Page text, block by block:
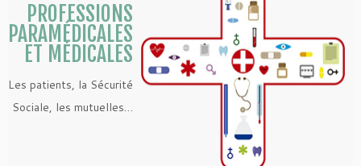
PROFESSIONS
PARAMÉDICALES
ET MÉDICALES
Les patients, la Sécurité
Sociale, les mutuelles…